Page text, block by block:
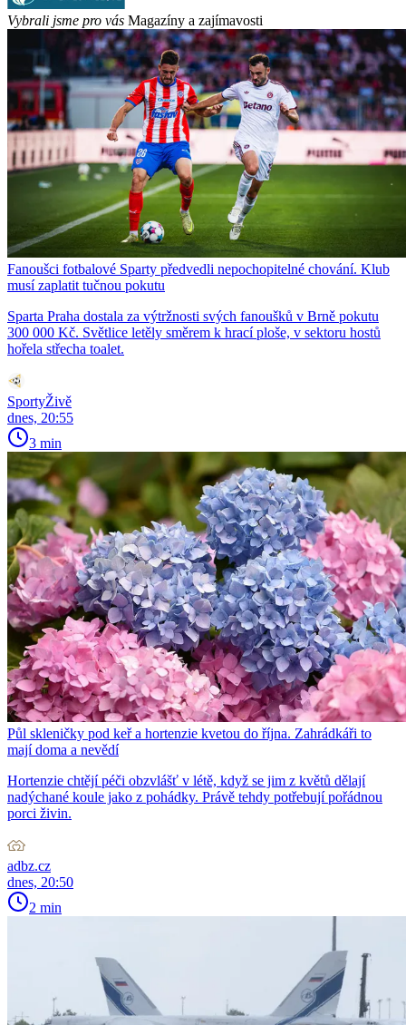
Vybrali jsme pro vás Magazíny a zajímavosti
Fanoušci fotbalové Sparty předvedli nepochopitelné chování. Klub
musí zaplatit tučnou pokutu
Sparta Praha dostala za výtržnosti svých fanoušků v Brně pokutu
300 000 Kč. Světlice letěly směrem k hrací ploše, v sektoru hostů
hořela střecha toalet.
SportyŽivě
dnes, 20:55
3 min
Půl skleničky pod keř a hortenzie kvetou do října. Zahrádkáři to
mají doma a nevědí
Hortenzie chtějí péči obzvlášť v létě, když se jim z květů dělají
nadýchané koule jako z pohádky. Právě tehdy potřebují pořádnou
porci živin.
adbz.cz
dnes, 20:50
2 min